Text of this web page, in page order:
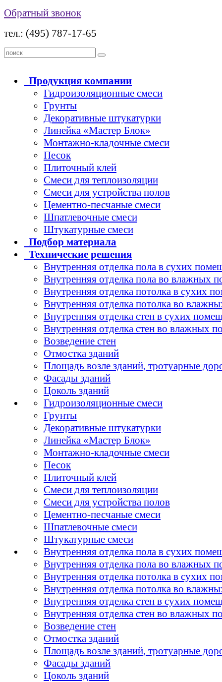
Обратный звонок
тел.: (495) 787-17-65
Продукция компании
Гидроизоляционные смеси
Грунты
Декоративные штукатурки
Линейка «Мастер Блок»
Монтажно-кладочные смеси
Песок
Плиточный клей
Смеси для теплоизоляции
Смеси для устройства полов
Цементно-песчаные смеси
Шпатлевочные смеси
Штукатурные смеси
Подбор материала
Технические решения
Внутренняя отделка пола в сухих
Внутренняя отделка пола во влажных
Внутренняя отделка потолка в сухих
Внутренняя отделка потолка во
Внутренняя отделка стен в сухих
Внутренняя отделка стен во влажных
Возведение стен
Отмостка зданий
Площадь возле зданий, тротуарные
Фасады зданий
Цоколь зданий
Гидроизоляционные смеси
Грунты
Декоративные штукатурки
Линейка «Мастер Блок»
Монтажно-кладочные смеси
Песок
Плиточный клей
Смеси для теплоизоляции
Смеси для устройства полов
Цементно-песчаные смеси
Шпатлевочные смеси
Штукатурные смеси
Внутренняя отделка пола в сухих
Внутренняя отделка пола во влажных
Внутренняя отделка потолка в сухих
Внутренняя отделка потолка во
Внутренняя отделка стен в сухих
Внутренняя отделка стен во влажных
Возведение стен
Отмостка зданий
Площадь возле зданий, тротуарные
Фасады зданий
Цоколь зданий